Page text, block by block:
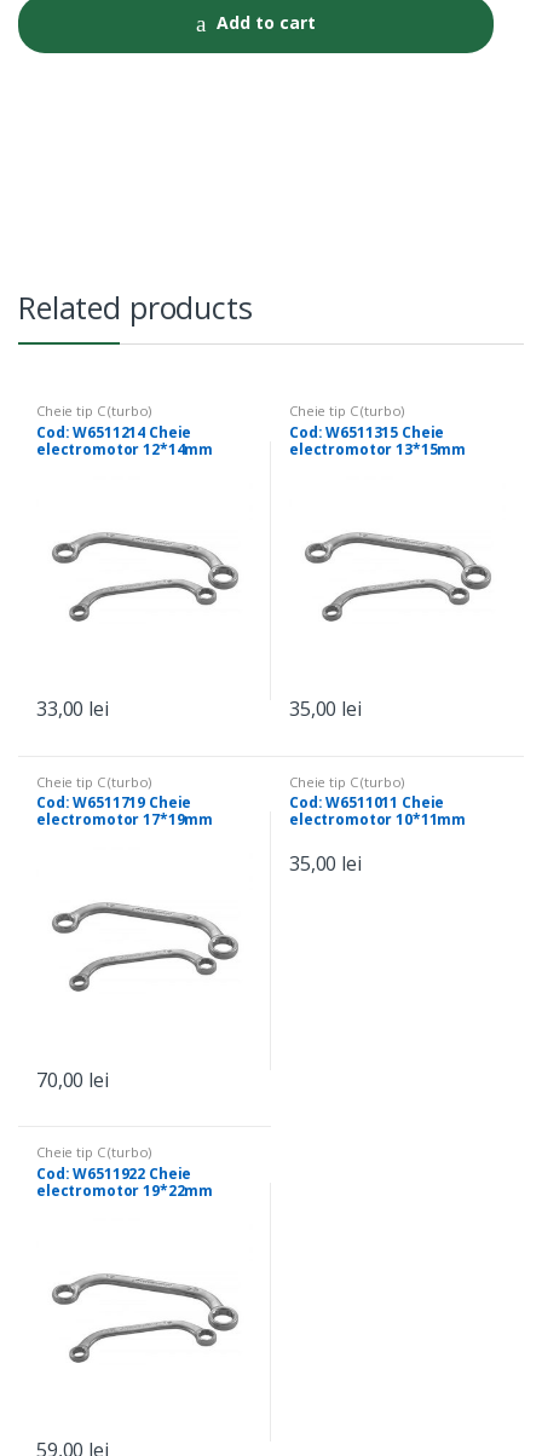
t
i
Add to cart
Related products
Cheie tip C (turbo)
Cod: W6511214 Cheie
electromotor 12*14mm
33,00 lei
Cheie tip C (turbo)
Cod: W6511315 Cheie
electromotor 13*15mm
35,00 lei
Cheie tip C (turbo)
Cod: W6511719 Cheie
electromotor 17*19mm
70,00 lei
Cheie tip C (turbo)
Cod: W6511011 Cheie
electromotor 10*11mm
35,00 lei
Cheie tip C (turbo)
Cod: W6511922 Cheie
electromotor 19*22mm
59,00 lei